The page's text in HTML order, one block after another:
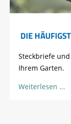
DIE
Steckbriefe
Ihrem Garten.
Weiterlesen